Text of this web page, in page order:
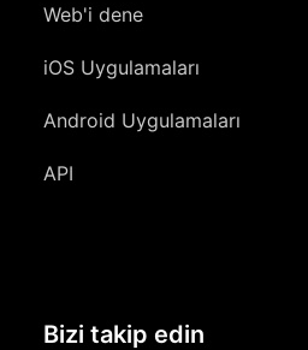
Web'i dene
iOS Uygulamaları
Android Uygulamaları
API
Bizi takip edin